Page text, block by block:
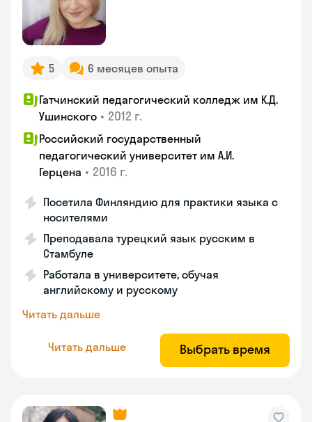
5 6 месяцев опыта
Гатчинский педагогический колледж им К.Д.
Ушинского • 2012 г.
Российский государственный
педагогический университет им А.И.
Герцена • 2016 г.
Посетила Финляндию для практики языка с
носителями
Преподавала турецкий язык русским в
Стамбуле
Работала в университете, обучая
английскому и русскому
Читать дальше
Читать дальше Выбрать время